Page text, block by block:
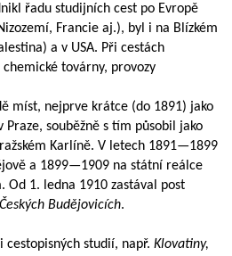
řadu studijních cest po Evropě
Francie aj.), byl i na Blízkém
a v USA. Při cestách
továrny, provozy
míst, nejprve krátce (do 1891) jako
Praze, souběžně s tím působil jako
Karlíně. V letech 1891—1899
a 1899—1909 na státní reálce
Od 1. ledna 1910 zastával post
Budějovicích.
cestopisných studií, např. Klovatiny,